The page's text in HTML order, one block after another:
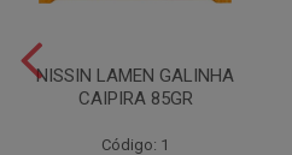
NISSIN LAMEN GALINHA
CAIPIRA 85GR
Código: 1